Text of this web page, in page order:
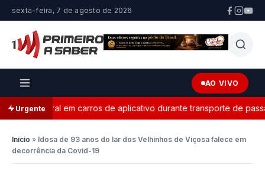
sexta-feira, 7 de agosto de 2026
AO VIVO
Urgente
eleitoral em carros de aplicativo durante transporte de
Início » Idosa de 93 anos do lar dos Velhinhos de Viçosa falece em
decorrência da Covid-19